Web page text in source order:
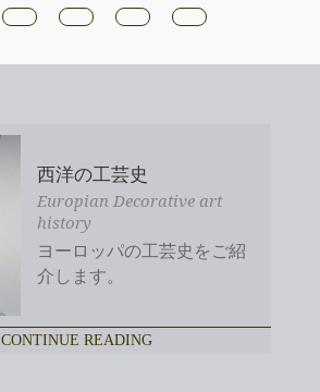
西洋の工芸史
Europian Decorative art
history
ヨーロッパの工芸史をご紹
介します。
CONTINUE READING